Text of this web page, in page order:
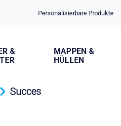
Personalisierbare Produkte
&
MAPPEN &
HÜLLEN
Succes